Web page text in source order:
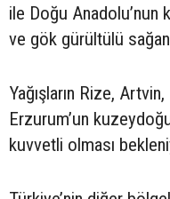
ile Doğu
ve gök gürültülü
Yağışların Rize,
Erzurum’un
kuvvetli olması